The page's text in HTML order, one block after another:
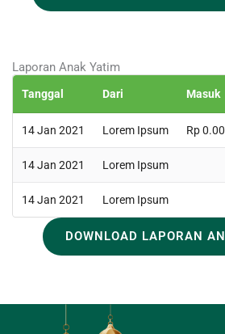
Laporan Anak Yatim
Tanggal Dari Masuk
14 Jan 2021 Lorem Ipsum Rp
14 Jan 2021 Lorem Ipsum
14 Jan 2021 Lorem Ipsum
DOWNLOAD LAPORAN